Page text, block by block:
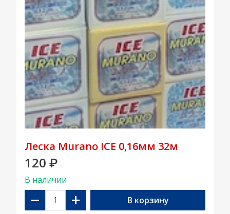
Леска Murano ICE 0,16мм 32м
120 ₽
В наличии
− + В корзину